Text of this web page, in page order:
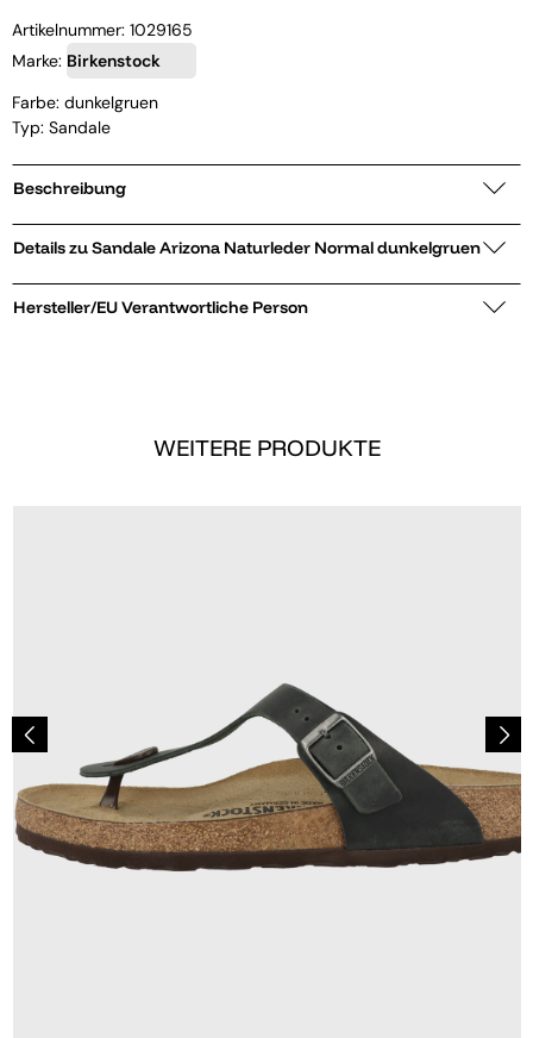
Artikelnummer: 1029165
Marke: Birkenstock
Farbe: dunkelgruen
Typ: Sandale
Beschreibung
Details zu Sandale Arizona Naturleder Normal dunkelgruen
Hersteller/EU Verantwortliche Person
WEITERE PRODUKTE